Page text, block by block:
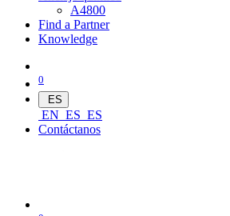
A4800
Find a Partner
Knowledge
0
ES
EN ES ES
Contáctanos